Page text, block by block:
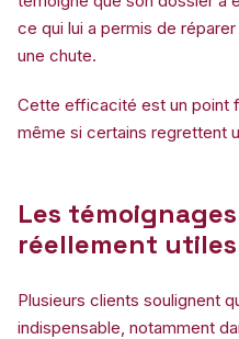
ce qui lui a permis de
une chute.
Cette efficacité est un point
même si certains regrettent
Les
réellement utiles
Plusieurs clients soulignent
indispensable, notamment